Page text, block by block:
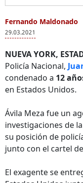
Fernando Maldonado
29.03.2021
NUEVA YORK,
Policía Nacional,
condenado a 12
en Estados Unidos.
Ávila Meza fue un
investigaciones de
su posición de
junto con el cartel de
El exagente se